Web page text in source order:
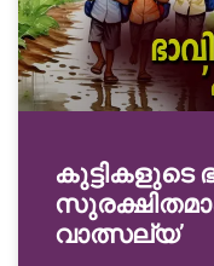
കുട്ടികളുടെ
വാത്സല്യ’